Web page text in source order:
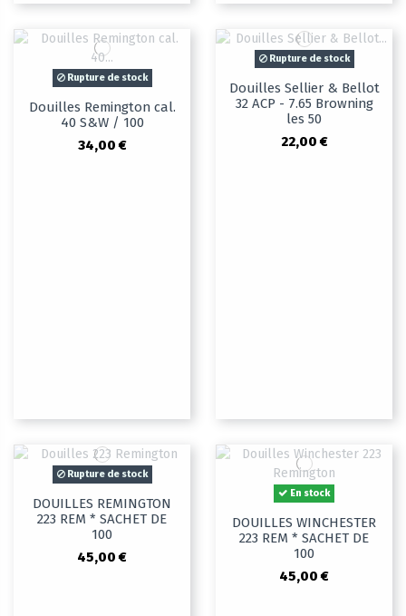
Rupture de stock
Douilles Remington cal.
40 S&W / 100
34,00 €
Rupture de stock
Douilles Sellier & Bellot
32 ACP - 7.65 Browning
les 50
22,00 €
Rupture de stock
DOUILLES REMINGTON
223 REM * SACHET DE
100
45,00 €
En stock
DOUILLES WINCHESTER
223 REM * SACHET DE
100
45,00 €